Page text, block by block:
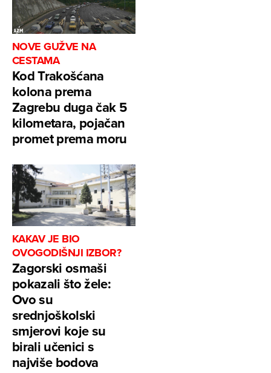
NOVE GUŽVE NA
CESTAMA
Kod Trakošćana
kolona prema
Zagrebu duga čak 5
kilometara, pojačan
promet prema moru
KAKAV JE BIO
OVOGODIŠNJI IZBOR?
Zagorski osmaši
pokazali što žele:
Ovo su
srednjoškolski
smjerovi koje su
birali učenici s
najviše bodova